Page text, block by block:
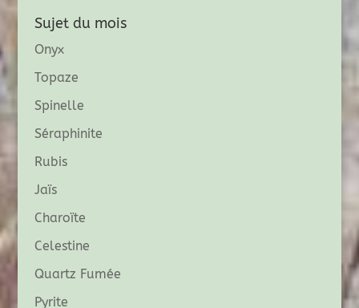
Sujet du mois
Onyx
Topaze
Spinelle
Séraphinite
Rubis
Jaïs
Charoïte
Celestine
Quartz Fumée
Pyrite